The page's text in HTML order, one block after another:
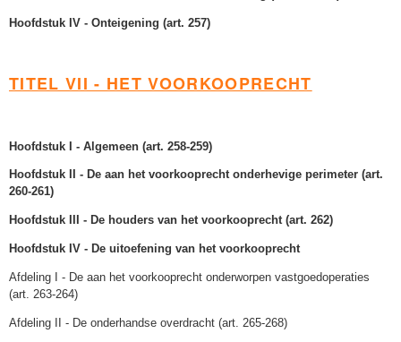
Hoofdstuk IV - Onteigening (art. 257)
TITEL VII - HET VOORKOOPRECHT
Hoofdstuk I - Algemeen (art. 258-259)
Hoofdstuk II - De aan het voorkooprecht onderhevige perimeter (art.
260-261)
Hoofdstuk III - De houders van het voorkooprecht (art. 262)
Hoofdstuk IV - De uitoefening van het voorkooprecht
Afdeling I - De aan het voorkooprecht onderworpen vastgoedoperaties
(art. 263-264)
Afdeling II - De onderhandse overdracht (art. 265-268)